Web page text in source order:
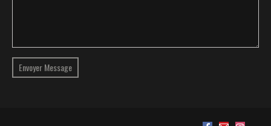
Envoyer Message